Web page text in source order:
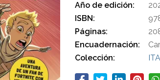
Año de edición:
ISBN:
Páginas:
Encuadernación:
Colección: